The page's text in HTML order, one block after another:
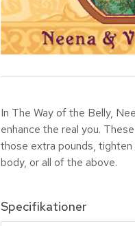
In The Way of the Belly,
enhance the real you.
those extra pounds,
body, or all of the above.
Specifikationer